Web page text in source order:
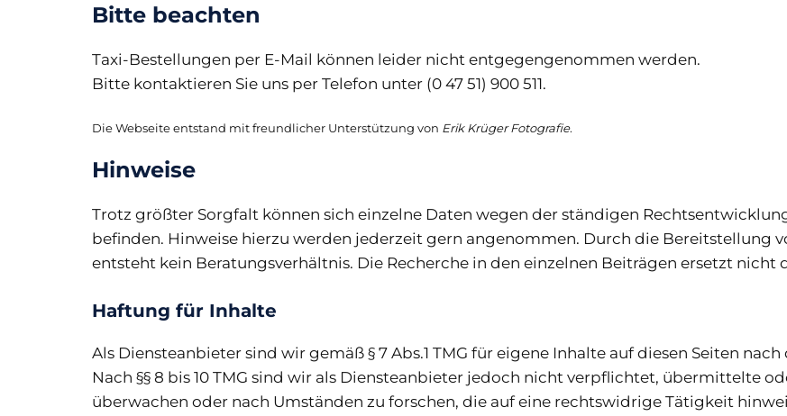
Bitte beachten
Taxi-Bestellungen per E-Mail können leider nicht entgegengenommen werden.
Bitte kontaktieren Sie uns per Telefon unter (0 47 51) 900 511.
Die Webseite entstand mit freundlicher Unterstützung von Erik Krüger Fotografie.
Hinweise
Trotz größter Sorgfalt können sich einzelne Daten wegen der ständigen
befinden. Hinweise hierzu werden jederzeit gern angenommen. Durch die Bereitstellung
entsteht kein Beratungsverhältnis. Die Recherche in den einzelnen Beiträgen ersetzt nicht
Haftung für Inhalte
Als Diensteanbieter sind wir gemäß § 7 Abs.1 TMG für eigene Inhalte auf diesen Seiten
Nach §§ 8 bis 10 TMG sind wir als Diensteanbieter jedoch nicht verpflichtet, übermittelte
überwachen oder nach Umständen zu forschen, die auf eine rechtswidrige Tätigkeit